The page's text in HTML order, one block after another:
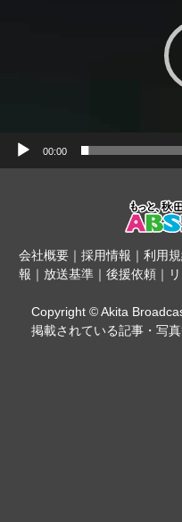
00:00
会社概要｜ 採用情報 ｜ 利用
報 ｜ 放送基準 ｜ 後援依頼 ｜
Copyright © Akita
掲載されている記事・写